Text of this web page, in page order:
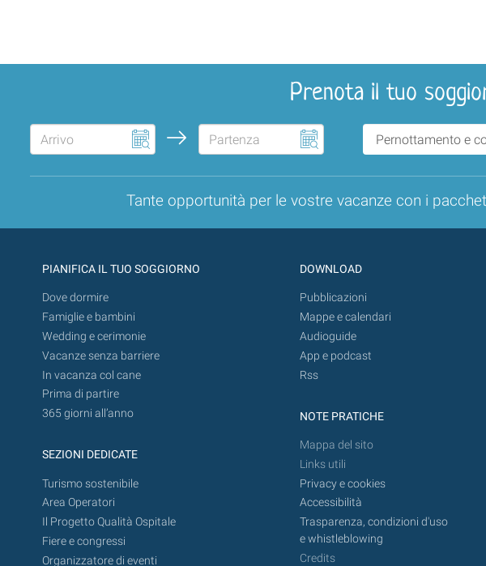
Prenota il tuo
Tante opportunità per le vostre vacanze con i
PIANIFICA IL TUO SOGGIORNO
Dove dormire
Famiglie e bambini
Wedding e cerimonie
Vacanze senza barriere
In vacanza col cane
Prima di partire
365 giorni all’anno
SEZIONI DEDICATE
Turismo sostenibile
Area Operatori
Il Progetto Qualità Ospitale
Fiere e congressi
Organizzatore di eventi
DOWNLOAD
Pubblicazioni
Mappe e calendari
Audioguide
App e podcast
Rss
NOTE PRATICHE
Mappa del sito
Links utili
Privacy e cookies
Accessibilità
Trasparenza, condizioni d'uso
e whistleblowing
Credits